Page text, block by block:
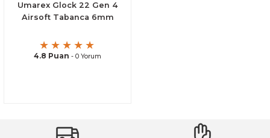
Umarex Glock 22 Gen 4
Airsoft Tabanca 6mm
4.8 Puan - 0 Yorum